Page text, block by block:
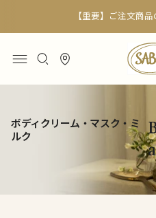
【重要】ご注文商
ボディクリーム・マスク・ミ
ルク